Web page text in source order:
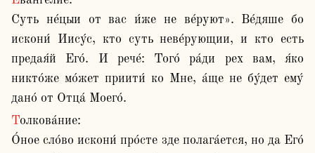
Суть не́цыи от вас и́же не ве́руют». Ве́дяше бо
искони́ Иису́с, кто суть неве́рующии, и кто есть
предая́й Его́. И рече́: Того́ ра́ди рех вам, я́ко
никто́же мо́жет приити́ ко Мне, а́ще не бу́дет ему́
дано́ от Отца́ Моего́.
Толкова́ние:
О́ное сло́во искони́ про́сте зде полага́ется, но да Его́